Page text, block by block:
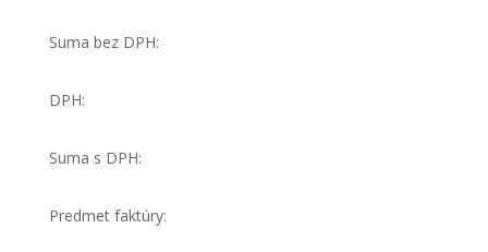
Suma bez DPH:
DPH:
Suma s DPH:
Predmet faktúry: